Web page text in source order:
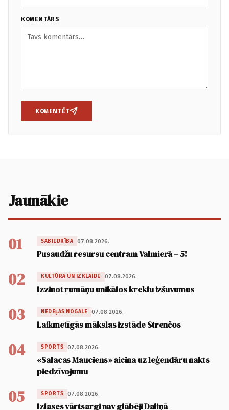
KOMENTĀRS
KOMENTĒT
Jaunākie
01 SABIEDRĪBA 07.08.2026.
Pusaudžu resursu centram Valmierā – 5!
02 KULTŪRA UN IZKLAIDE 07.08.2026.
Izzinot rumāņu unikālos kreklu izšuvumus
03 NEDĒĻAS NOGALE 07.08.2026.
Laikmetīgās mākslas izstāde Strenčos
04 SPORTS 07.08.2026.
«Salacas Mauciens» aicina uz leģendāru nakts
piedzīvojumu
05 SPORTS 07.08.2026.
Izlases vārtsargi nav glābēji Daliņā